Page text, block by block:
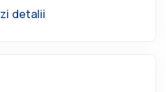
detalii